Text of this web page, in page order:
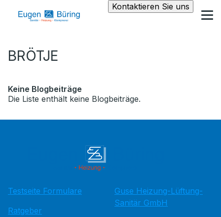
Kontaktieren Sie uns
BRÖTJE
Keine Blogbeiträge
Die Liste enthält keine Blogbeiträge.
Testseite Formulare
Ratgeber
Guse Heizung-Lüftung-
Sanitär GmbH